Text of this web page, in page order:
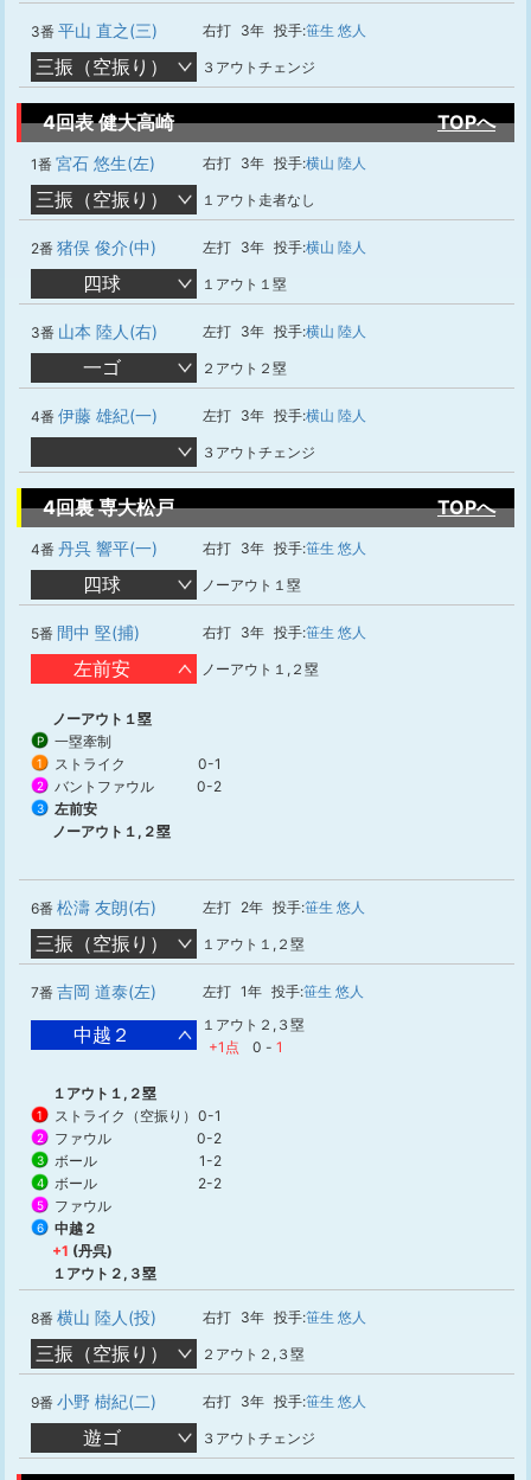
3番 平山 直之(三) 右打 3年 投手:笹生 悠人
三振（空振り） ３アウトチェンジ
4回表 健大高崎 TOPへ
1番 宮石 悠生(左) 右打 3年 投手:横山 陸人
三振（空振り） １アウト走者なし
2番 猪俣 俊介(中) 左打 3年 投手:横山 陸人
四球 １アウト１塁
3番 山本 陸人(右) 左打 3年 投手:横山 陸人
一ゴ ２アウト２塁
4番 伊藤 雄紀(一) 左打 3年 投手:横山 陸人
３アウトチェンジ
4回裏 専大松戸 TOPへ
4番 丹呉 響平(一) 右打 3年 投手:笹生 悠人
四球 ノーアウト１塁
5番 間中 堅(捕) 右打 3年 投手:笹生 悠人
左前安 ノーアウト１,２塁
ノーアウト１塁
P 一塁牽制
1 ストライク 0-1
2 バントファウル 0-2
3
左前安
ノーアウト１,２塁
6番 松濤 友朗(右) 左打 2年 投手:笹生 悠人
三振（空振り） １アウト１,２塁
7番 吉岡 道泰(左) 左打 1年 投手:笹生 悠人
中越２
１アウト２,３塁
+1点
0 - 1
１アウト１,２塁
1 ストライク（空振り） 0-1
2 ファウル 0-2
3 ボール 1-2
4 ボール 2-2
5 ファウル
6
中越２
+1 (丹呉)
１アウト２,３塁
8番 横山 陸人(投) 右打 3年 投手:笹生 悠人
三振（空振り） ２アウト２,３塁
9番 小野 樹紀(二) 右打 3年 投手:笹生 悠人
遊ゴ ３アウトチェンジ